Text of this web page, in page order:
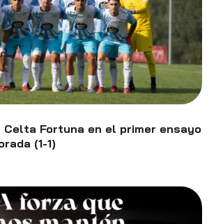
Fortuna en el primer ensayo
(1-1)